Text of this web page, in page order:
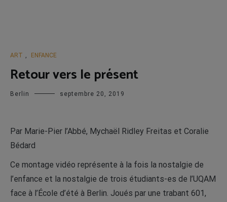
ART , ENFANCE
Retour vers le présent
Berlin septembre 20, 2019
Par Marie-Pier l’Abbé, Mychaël Ridley Freitas et Coralie
Bédard
Ce montage vidéo représente à la fois la nostalgie de
l’enfance et la nostalgie de trois étudiants-es de l’UQAM
face à l’École d’été à Berlin. Joués par une trabant 601,